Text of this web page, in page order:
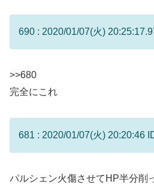
690 : 2020/01/07(火)
>>680
完全にこれ
681 : 2020/01/07(火) 20:20:46
パルシェン火傷させてHP半分削